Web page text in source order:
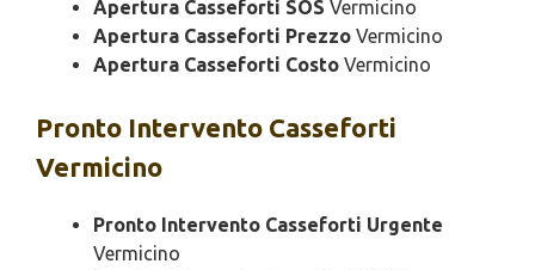
Apertura Casseforti SOS Vermicino
Apertura Casseforti Prezzo Vermicino
Apertura Casseforti Costo Vermicino
Pronto Intervento Casseforti
Vermicino
Pronto Intervento Casseforti Urgente
Vermicino